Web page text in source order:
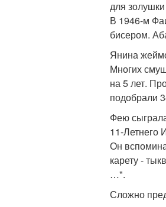
для
В 1946-м
бисером.
Янина
Многих
на 5 лет.
подобрали
Фею
11-Летнего
Он
карету -
…".
Сложно